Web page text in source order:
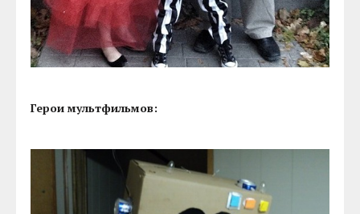
Герои мультфильмов: